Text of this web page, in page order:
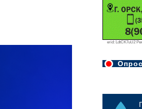
erid: LdtCK7uU2
Опрос